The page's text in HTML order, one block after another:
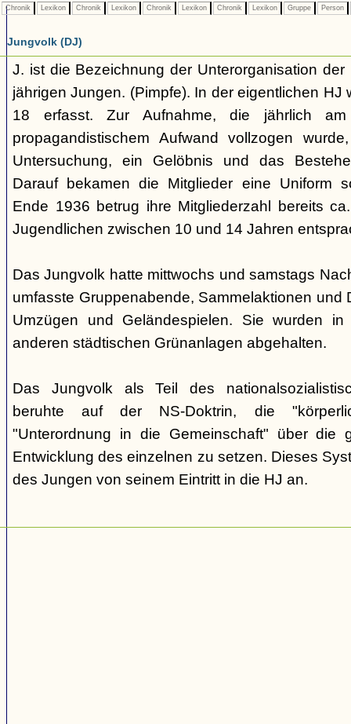
Chronik Lexikon Chronik Lexikon Chronik Lexikon Chronik Lexikon Gruppe Person
Jungvolk (DJ)
J. ist die Bezeichnung der Unterorganisation
jährigen Jungen. (Pimpfe). In der eigentlichen HJ
18 erfasst. Zur Aufnahme, die jährlich
propagandistischem Aufwand vollzogen
Untersuchung, ein Gelöbnis und das
Darauf bekamen die Mitglieder eine Uniform
Ende 1936 betrug ihre Mitgliederzahl bereits
Jugendlichen zwischen 10 und 14 Jahren
Das Jungvolk hatte mittwochs und samstags
umfasste Gruppenabende, Sammelaktionen und
Umzügen und Geländespielen. Sie wurden
anderen städtischen Grünanlagen abgehalten.
Das Jungvolk als Teil des
beruhte auf der NS-Doktrin, die
"Unterordnung in die Gemeinschaft" über die
Entwicklung des einzelnen zu setzen. Dieses
des Jungen von seinem Eintritt in die HJ an.